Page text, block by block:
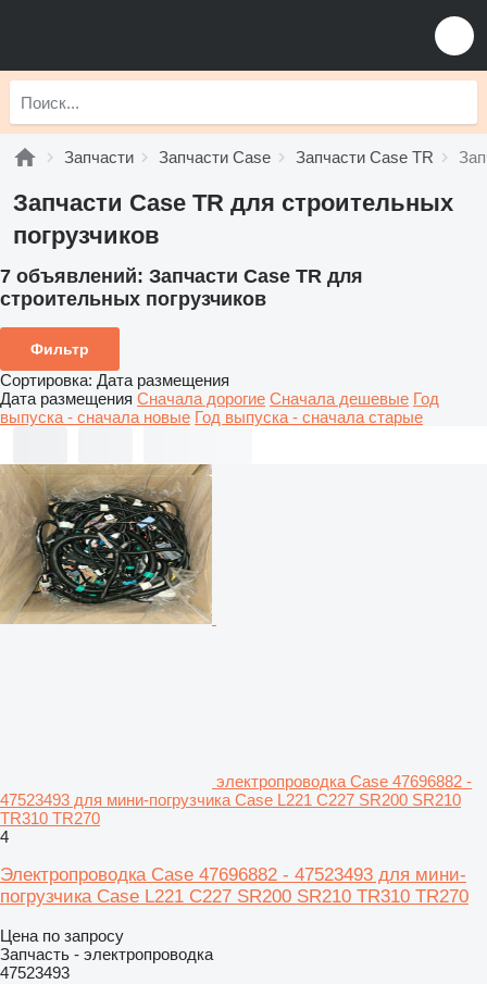
Запчасти Запчасти Case Запчасти Case TR
Запчасти Case TR для строительных
погрузчиков
7 объявлений: Запчасти Case TR для
строительных погрузчиков
Фильтр
Сортировка: Дата размещения
Дата размещения Сначала дорогие Сначала дешевые Год
выпуска - сначала новые Год выпуска - сначала старые
электропроводка Case 47696882 -
47523493 для мини-погрузчика Case L221 C227 SR200 SR210
TR310 TR270
4
Электропроводка Case 47696882 - 47523493 для мини-
погрузчика Case L221 C227 SR200 SR210 TR310 TR270
Цена по запросу
Запчасть - электропроводка
47523493